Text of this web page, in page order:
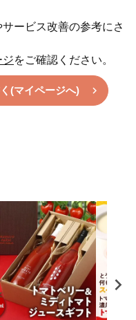
ービス改善の参考にさ
ジをご確認ください。
(マイページへ)